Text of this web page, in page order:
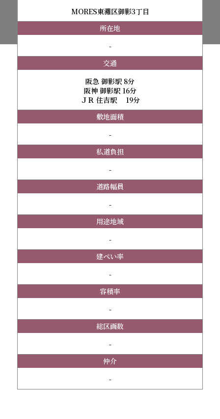
MORES東灘区御影3丁目
所在地
-
交通
阪急 御影駅 8分
阪神 御影駅 16分
ＪＲ 住吉駅 19分
敷地面積
-
私道負担
-
道路幅員
-
用途地域
-
建ぺい率
-
容積率
-
総区画数
-
仲介
-